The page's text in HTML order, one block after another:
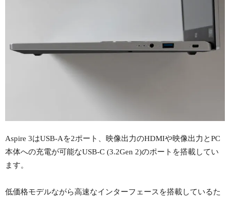
Aspire 3はUSB-Aを2ポート、映像出力のHDMIや映像出力とPC
本体への充電が可能なUSB-C (3.2Gen 2)のポートを搭載してい
ます。
低価格モデルながら高速なインターフェースを搭載しているた